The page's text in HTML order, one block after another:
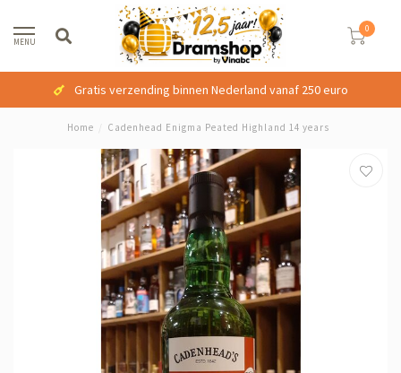
MENU
0
Gratis verzending binnen Nederland vanaf 250 euro
Home Cadenhead Enigma Peated Highland 14 years